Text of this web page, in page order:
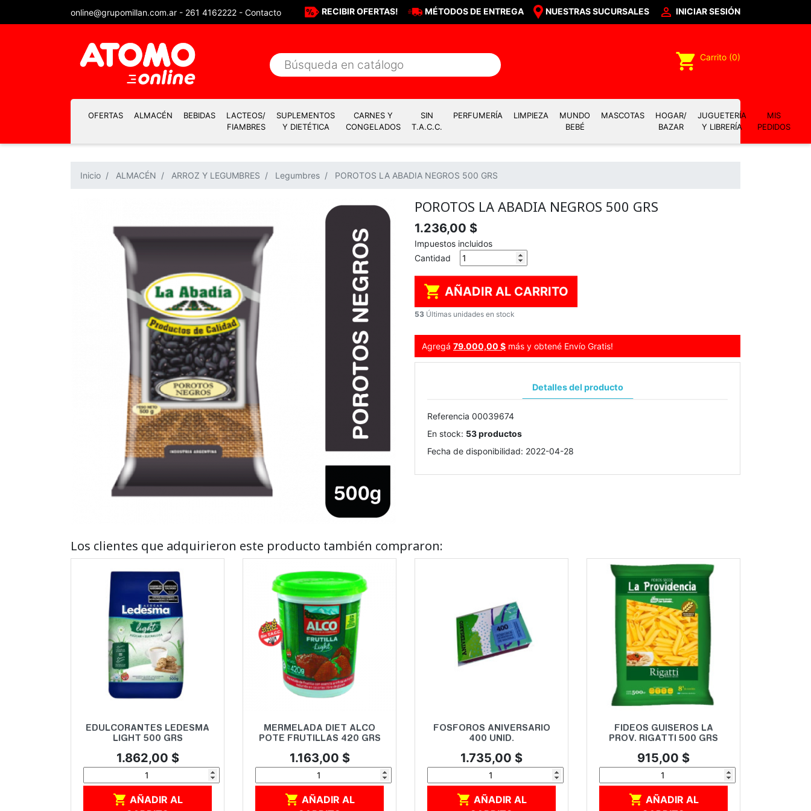
online@grupomillan.com.ar - 261 4162222 - Contacto RECIBIR OFERTAS! MÉTODOS DE ENTREGA NUESTRAS SUCURSALES  INICIAR SESIÓN
shopping_cart Carrito (0)
OFERTAS ALMACÉN BEBIDAS
LACTEOS/
FIAMBRES
SUPLEMENTOS
Y DIETÉTICA
CARNES Y
CONGELADOS
SIN
T.A.C.C.
PERFUMERÍA LIMPIEZA
MUNDO
BEBÉ
MASCOTAS
HOGAR/
BAZAR
JUGUETERÍA
Y LIBRERÍA
MIS
PEDIDOS
Inicio ALMACÉN ARROZ Y LEGUMBRES Legumbres POROTOS LA ABADIA NEGROS 500 GRS
POROTOS LA ABADIA NEGROS 500 GRS
1.236,00 $
Impuestos incluidos
Cantidad
 AÑADIR AL CARRITO
53 Últimas unidades en stock
Agregá 79.000,00 $ más y obtené Envío Gratis!
Detalles del producto
Referencia 00039674
En stock: 53 productos
Fecha de disponibilidad: 2022-04-28
Los clientes que adquirieron este producto también compraron:
Vista rápida
EDULCORANTES LEDESMA
LIGHT 500 GRS
Precio
1.862,00 $

Vista rápida
MERMELADA DIET ALCO
POTE FRUTILLAS 420 GRS
Precio
1.163,00 $

Vista rápida
FOSFOROS ANIVERSARIO
400 UNID.
Precio
1.735,00 $

Vista rápida
FIDEOS GUISEROS LA
PROV. RIGATTI 500 GRS
Precio
915,00 $
